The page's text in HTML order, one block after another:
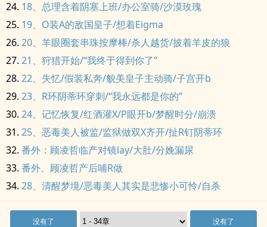
18、总理含着阴塞上班/办公室骑/沙漠玫瑰
19、O装A的敌国皇子/想着Eigma
20、羊眼圈套串珠按摩棒/杀人越货/披着羊皮的狼
21、狩猎开始/“我终于得到你了”
22、失忆/假装私奔/貌美皇子主动骑/子宫开b
23、R环阴蒂环穿刺/“我永远都是你的”
24、记忆恢复/红酒灌X/P眼开b/梦醒时分/崩溃
25、恶毒美人被监/监狱做双X齐开/扯R钉阴蒂环
番外：顾凌哲临产对镜lay/大肚/分娩漏尿
番外、顾凌哲产后哺R做
28、清醒梦境/恶毒美人其实是悲惨小可怜/自杀
没有了 没有了